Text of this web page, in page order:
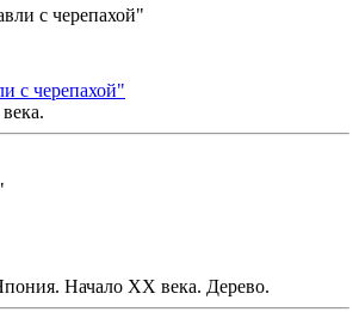
с черепахой"
Начало XX века. Дерево.